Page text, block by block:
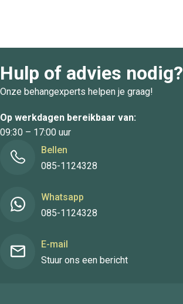
Hulp of advies nodig?
Onze behangexperts helpen je graag!
Op werkdagen bereikbaar van:
09:30 – 17:00 uur
Bellen
085-1124328
Whatsapp
085-1124328
E-mail
Stuur ons een bericht